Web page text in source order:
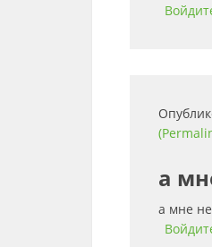
а
а мне